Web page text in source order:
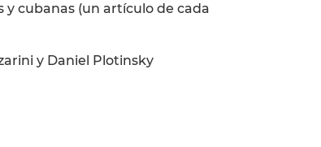
y cubanas (un artículo de cada
y Daniel Plotinsky